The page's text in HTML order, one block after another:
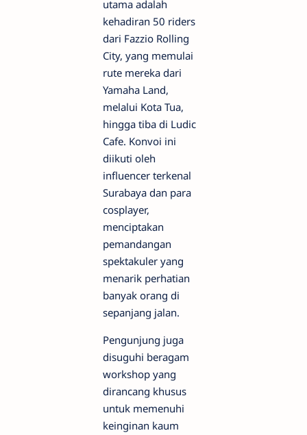
utama adalah
kehadiran 50 riders
dari Fazzio Rolling
City, yang memulai
rute mereka dari
Yamaha Land,
melalui Kota Tua,
hingga tiba di Ludic
Cafe. Konvoi ini
diikuti oleh
influencer terkenal
Surabaya dan para
cosplayer,
menciptakan
pemandangan
spektakuler yang
menarik perhatian
banyak orang di
sepanjang jalan.
Pengunjung juga
disuguhi beragam
workshop yang
dirancang khusus
untuk memenuhi
keinginan kaum